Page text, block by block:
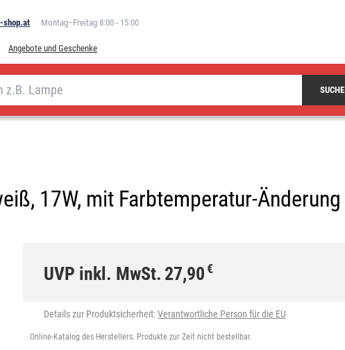
shop.at Montag–Freitag 8:00 - 15:00
Angebote und Geschenke
SUCHE
17W, mit Farbtemperatur-Änderung
UVP inkl. MwSt. 27,90€
Details zur Produktsicherheit:Verantwortliche Person für die EU
Online-Katalog des Herstellers. Produkte zur Zeit nicht bestellbar.